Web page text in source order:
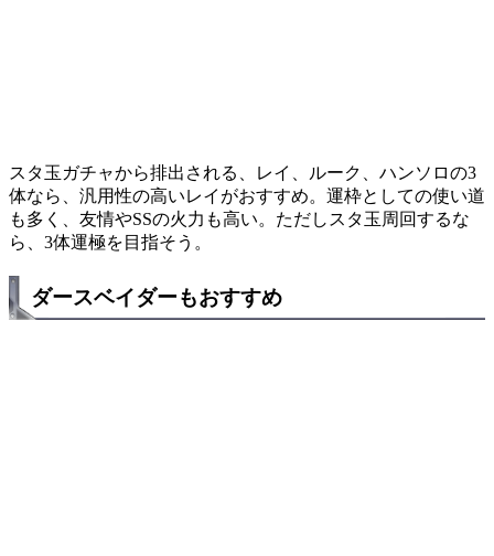
スタ玉ガチャから排出される、レイ、ルーク、ハンソロの3
体なら、汎用性の高いレイがおすすめ。運枠としての使い道
も多く、友情やSSの火力も高い。ただしスタ玉周回するな
ら、3体運極を目指そう。
ダースベイダーもおすすめ